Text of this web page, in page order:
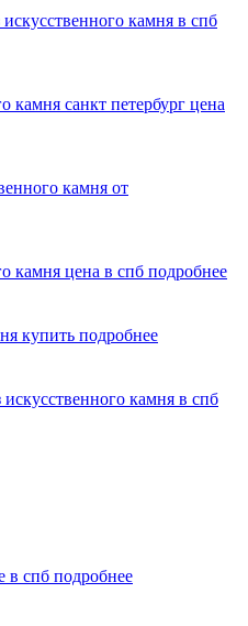
камня в спб
камня санкт петербург цена
камня от
камня цена в спб подробнее
купить подробнее
камня в спб
в спб подробнее